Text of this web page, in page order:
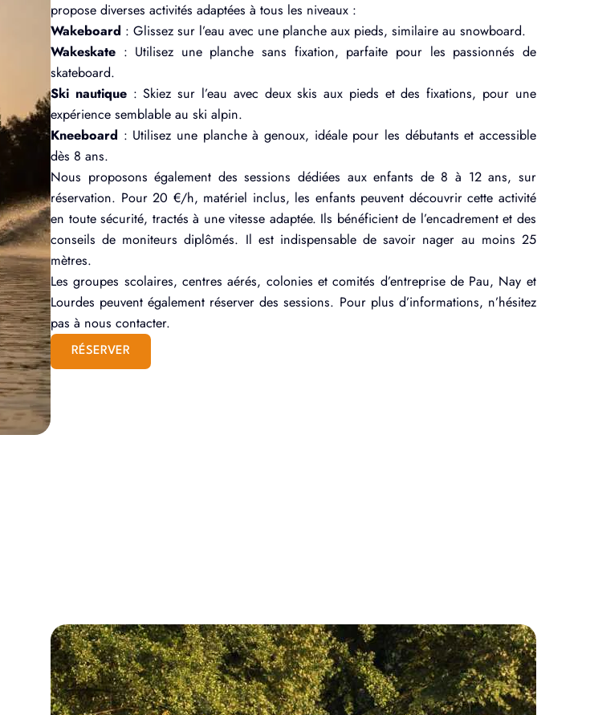
propose diverses activités adaptées à tous les niveaux :
Wakeboard : Glissez sur l’eau avec une planche aux pieds, similaire au snowboard.
Wakeskate : Utilisez une planche sans fixation, parfaite pour les passionnés de
skateboard.
Ski nautique : Skiez sur l’eau avec deux skis aux pieds et des fixations, pour une
expérience semblable au ski alpin.
Kneeboard : Utilisez une planche à genoux, idéale pour les débutants et accessible
dès 8 ans.
Nous proposons également des sessions dédiées aux enfants de 8 à 12 ans, sur
réservation. Pour 20 €/h, matériel inclus, les enfants peuvent découvrir cette activité
en toute sécurité, tractés à une vitesse adaptée. Ils bénéficient de l’encadrement et des
conseils de moniteurs diplômés. Il est indispensable de savoir nager au moins 25
mètres.
Les groupes scolaires, centres aérés, colonies et comités d’entreprise de Pau, Nay et
Lourdes peuvent également réserver des sessions. Pour plus d’informations, n’hésitez
pas à nous contacter.
RÉSERVER